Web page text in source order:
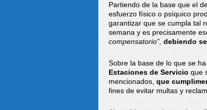
Partiendo de la base que el
esfuerzo físico o psíquico
garantizar que se cumpla tal
semana y es precisamente
compensatorio”, debiendo
Sobre la base de lo que se
Estaciones de Servicio que
mencionados, que
fines de evitar multas y